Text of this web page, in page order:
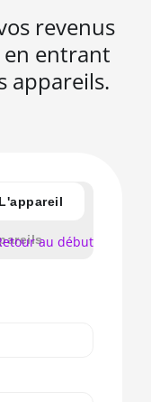
revenus
entrant
appareils.
L'appareil
au début